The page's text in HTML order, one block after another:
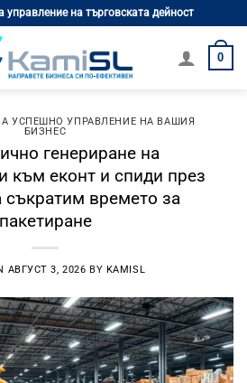
управление на търговската дейност
0
УСПЕШНО УПРАВЛЕНИЕ НА ВАШИЯ
БИЗНЕС
генериране на
към еконт и спиди през
съкратим времето за
пакетиране
АВГУСТ 3, 2026 BY KAMISL